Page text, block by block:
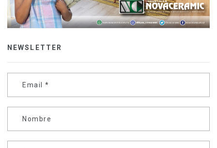
NEWSLETTER
Email *
Nombre